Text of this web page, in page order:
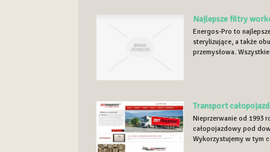
Najlepsze filtry
Energos-Pro to
sterylizujące, a także
przemysłowa.
Transport
Nieprzerwanie od 1993
całopojazdowy pod
Wykorzystujemy w tym